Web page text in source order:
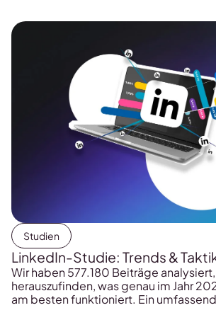
Spoiler: Es sind ein paar echte
Studien
LinkedIn-Studie: Trends &
Wir haben 577.180 Beiträge
herauszufinden, was genau im Jahr
am besten funktioniert. Ein